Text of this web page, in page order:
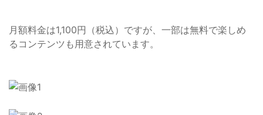
月額料金は1,100円（税込）ですが、一部は無料で楽しめ
るコンテンツも用意されています。